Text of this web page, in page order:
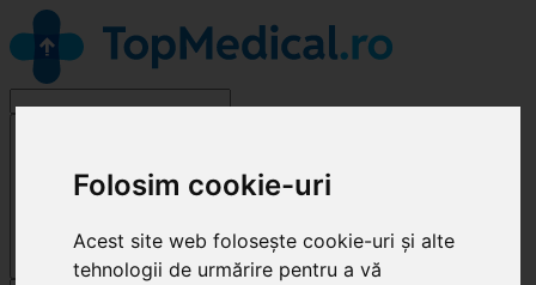
Folosim cookie-uri
Acest site web folosește cookie-uri și alte
tehnologii de urmărire pentru a vă